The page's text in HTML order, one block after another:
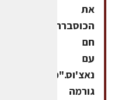
את
הכוסברה.להגיש
חם
עם
נאצ'וס."מעריב
גורמה